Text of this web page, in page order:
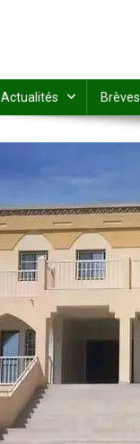
Actualités Brèves